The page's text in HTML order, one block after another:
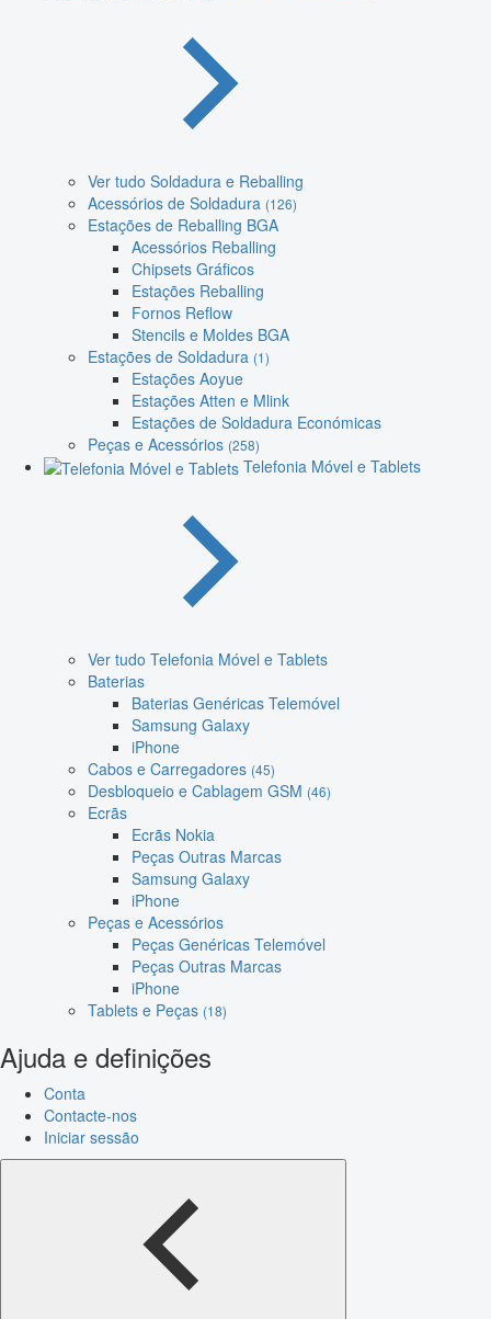
Ver tudo Soldadura e Reballing
Acessórios de Soldadura (126)
Estações de Reballing BGA
Acessórios Reballing
Chipsets Gráficos
Estações Reballing
Fornos Reflow
Stencils e Moldes BGA
Estações de Soldadura (1)
Estações Aoyue
Estações Atten e Mlink
Estações de Soldadura Económicas
Peças e Acessórios (258)
Telefonia Móvel e Tablets
Ver tudo Telefonia Móvel e Tablets
Baterias
Baterias Genéricas Telemóvel
Samsung Galaxy
iPhone
Cabos e Carregadores (45)
Desbloqueio e Cablagem GSM (46)
Ecrãs
Ecrãs Nokia
Peças Outras Marcas
Samsung Galaxy
iPhone
Peças e Acessórios
Peças Genéricas Telemóvel
Peças Outras Marcas
iPhone
Tablets e Peças (18)
Ajuda e definições
Conta
Contacte-nos
Iniciar sessão